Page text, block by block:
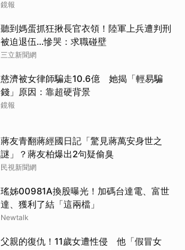
鏡報
聽到媽蛋抓狂揪長官衣領！陸軍上兵遭判刑
被迫退伍…慘哭：求職碰壁
三立新聞網
慈濟被女律師騙走10.6億 她揭「輕易騙
錢」原因：靠超硬背景
鏡報
蔣友青翻蔣經國日記「驚見蔣萬安身世之
謎」？蔣友柏爆出2句疑偷臭
民視新聞網
瑤姊00981A換股曝光！加碼台達電、富世
達、獲利了結「這兩檔」
Newtalk
父親的復仇！11歲女遭性侵 他「假冒女